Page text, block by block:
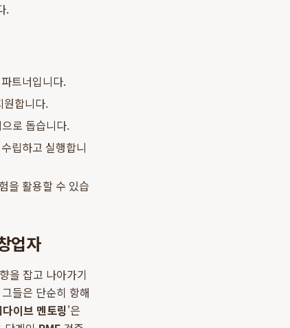
.
트너입니다.
원합니다.
로 돕습니다.
립하고 실행합니
을 활용할 수 있습
업자
을 잡고 나아가기
들은 단순히 항해
다이브 멘토링'은